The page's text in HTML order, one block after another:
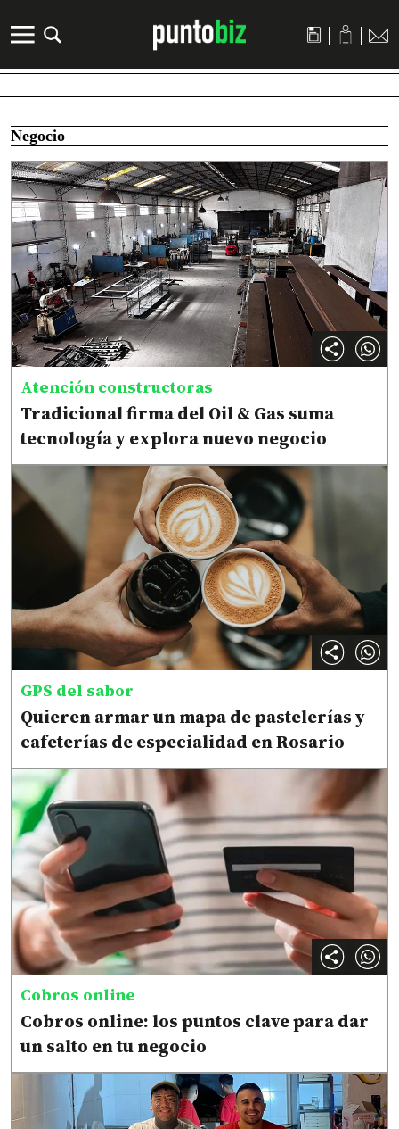
| |
Negocio
Atención constructoras
Tradicional firma del Oil & Gas suma
tecnología y explora nuevo negocio
GPS del sabor
Quieren armar un mapa de pastelerías y
cafeterías de especialidad en Rosario
Cobros online
Cobros online: los puntos clave para dar
un salto en tu negocio